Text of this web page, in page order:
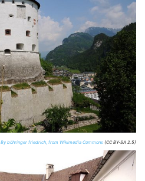
By böhringer friedrich, from Wikimedia Commons (CC BY-SA 2.5)